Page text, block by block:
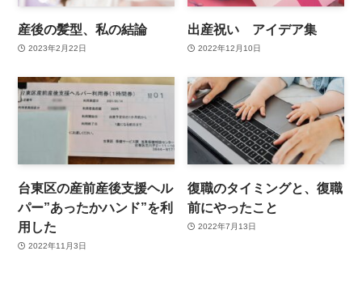
産後の髪型、私の結論
2023年2月22日
出産祝い アイデア集
2022年12月10日
台東区の産前産後支援ヘル
パー”あったかハンド”を利
用した
2022年11月3日
復職のタイミングと、復職
前にやったこと
2022年7月13日